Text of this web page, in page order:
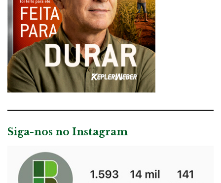
Siga-nos no Instagram